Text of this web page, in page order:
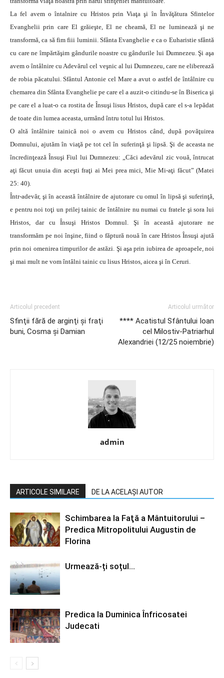
La fel avem o întalnire cu Hristos prin Viaţa şi în Învăţătura Sfintelor
Evanghelii prin care El grăieşte, El ne cheamă, El ne luminează şi ne
transformă, ca să fim fiii luminii. Sfânta Evanghelie e ca o Euharistie sfântă
cu care ne împărtăşim gândurile noastre cu gândurile lui Dumnezeu. Şi aşa
avem o întâlnire cu Adevărul cel veşnic al lui Dumnezeu, care ne eliberează
de robia păcatului. Sfântul Antonie cel Mare a avut o astfel de întâlnire cu
chemarea din Sfânta Evanghelie pe care el a auzit-o citindu-se în Biserica şi
pe care el a luat-o ca rostita de Însuşi lisus Hristos, după care el s-a lepădat
de toate din lumea aceasta, urmând întru totul lui Hristos.
O altă întâlnire tainică noi o avem cu Hristos când, după povăţuirea
Domnului, ajutăm în viaţă pe tot cel în suferinţă şi lipsă. Şi de aceasta ne
încredinţează Însuşi Fiul lui Dumnezeu: „Căci adevărul zic vouă, întrucat
aţi făcut unuia din aceşti fraţi ai Mei prea mici, Mie Mi-aţi făcut” (Matei
25: 40).
Într-adevăr, şi în această întâlnire de ajutorare cu omul în lipsă şi suferinţă,
e pentru noi toţi un prilej tainic de întâlnire nu numai cu fratele şi sora lui
Hristos, dar cu Însuşi Hristos Domnul. Şi în această ajutorare ne
transformăm pe noi înşine, fiind o făptură nouă în care Hristos Însuşi ajută
prin noi omenirea timpurilor de astăzi. Şi aşa prin iubirea de aproapele, noi
şi mai mult ne vom întâlni tainic cu lisus Hristos, aicea şi în Ceruri.
Articolul precedent
Sfinţii fără de arginţi şi fraţi
buni, Cosma şi Damian
Articolul următor
**** Acatistul Sfântului Ioan
cel Milostiv-Patriarhul
Alexandriei (12/25 noiembrie)
admin
ARTICOLE SIMILARE DE LA ACELAȘI AUTOR
Schimbarea la Faţă a Mântuitorului –
Predica Mitropolitului Augustin de
Florina
Urmează-ți soțul…
Predica la Duminica Înfricosatei
Judecati